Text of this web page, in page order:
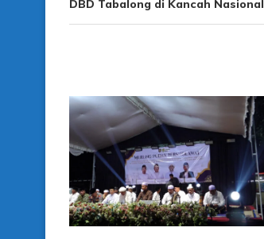
DBD Tabalong di Kancah Nasional